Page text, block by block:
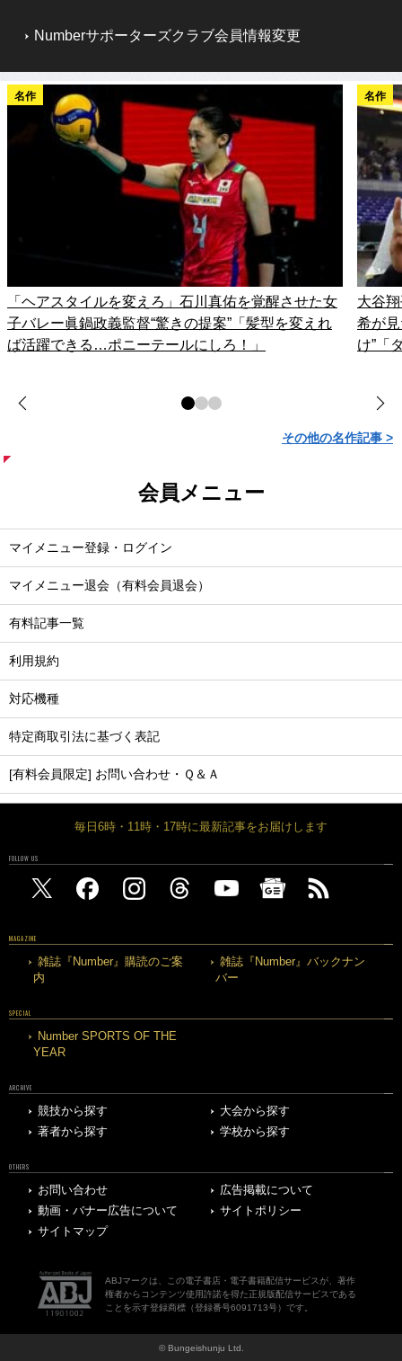
Numberサポーターズクラブ会員情報変更
名作
「ヘアスタイルを変えろ」石川真佑を覚醒させた女
子バレー眞鍋政義監督“驚きの提案”「髪型を変えれ
ば活躍できる…ポニーテールにしろ！」
名作
大谷
希が
け”「
その他の名作記事 >
会員メニュー
マイメニュー登録・ログイン
マイメニュー退会（有料会員退会）
有料記事一覧
利用規約
対応機種
特定商取引法に基づく表記
[有料会員限定] お問い合わせ・Ｑ＆Ａ
毎日6時・11時・17時に最新記事をお届けします
FOLLOW US
MAGAZINE
雑誌『Number』購読のご案
内
雑誌『Number』バックナン
バー
SPECIAL
Number SPORTS OF THE
YEAR
ARCHIVE
競技から探す
大会から探す
著者から探す
学校から探す
OTHERS
お問い合わせ
広告掲載について
動画・バナー広告について
サイトポリシー
サイトマップ
ABJマークは、この電子書店・電子書籍配信サービスが、著作
権者からコンテンツ使用許諾を得た正規版配信サービスである
ことを示す登録商標（登録番号6091713号）です。
© Bungeishunju Ltd.